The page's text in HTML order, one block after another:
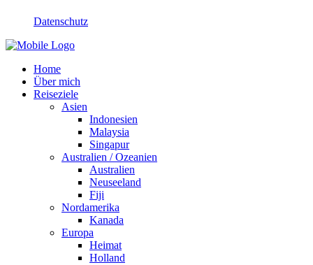
Datenschutz
Home
Über mich
Reiseziele
Asien
Indonesien
Malaysia
Singapur
Australien / Ozeanien
Australien
Neuseeland
Fiji
Nordamerika
Kanada
Europa
Heimat
Holland